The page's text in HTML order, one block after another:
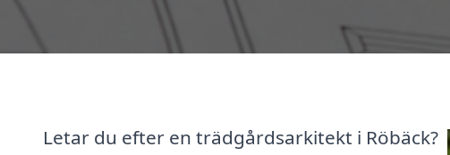
Letar du efter en trädgårdsarkitekt i Röbäck?